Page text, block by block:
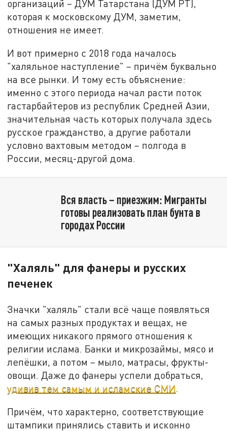
организаций – ДУМ Татарстана (ДУМ РТ),
которая к московскому ДУМ, заметим,
отношения не имеет.
И вот примерно с 2018 года началось
"халяльное наступление" – причём буквально
на все рынки. И тому есть объяснение:
именно с этого периода начал расти поток
гастарбайтеров из республик Средней Азии,
значительная часть которых получала здесь
русское гражданство, а другие работали
условно вахтовым методом – полгода в
России, месяц-другой дома.
Вся власть – приезжим: Мигранты
готовы реализовать план бунта в
городах России
"Халяль" для фанеры и русских
печенек
Значки "халяль" стали всё чаще появляться
на самых разных продуктах и вещах, не
имеющих никакого прямого отношения к
религии ислама. Банки и микрозаймы, мясо и
лепёшки, а потом – мыло, матрасы, фрукты-
овощи. Даже до фанеры успели добраться,
удивив тем самым и исламские СМИ.
Причём, что характерно, соответствующие
штампики принялись ставить и исконно